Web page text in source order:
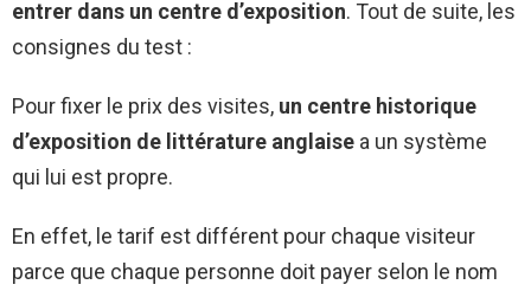
entrer dans un centre d’exposition. Tout de suite, les
consignes du test :
Pour fixer le prix des visites, un centre historique
d’exposition de littérature anglaise a un système
qui lui est propre.
En effet, le tarif est différent pour chaque visiteur
parce que chaque personne doit payer selon le nom